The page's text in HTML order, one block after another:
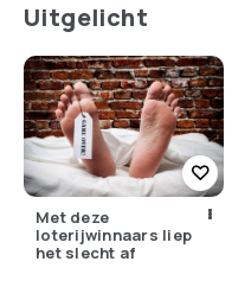
Uitgelicht
Met deze
loterijwinnaars liep
het slecht af